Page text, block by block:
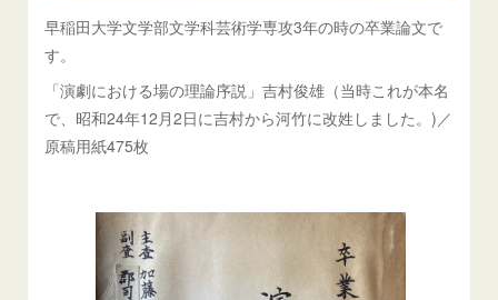
早稲田大学文学部文学科芸術学専攻3年の時の卒業論文で
す。
「演劇における場の理論序説」吉村俊雄（当時これが本名
で、昭和24年12月2日に吉村から河竹に改姓しました。)／
原稿用紙475枚